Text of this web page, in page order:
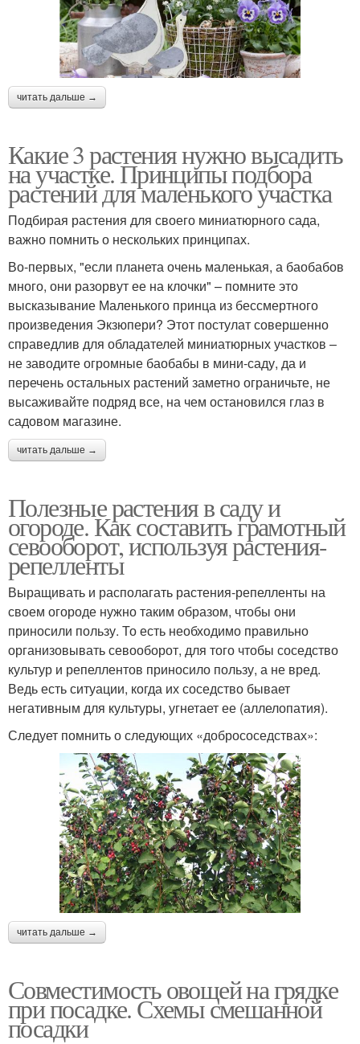
читать дальше →
Какие 3 растения нужно высадить
на участке. Принципы подбора
растений для маленького участка
Подбирая растения для своего миниатюрного сада,
важно помнить о нескольких принципах.
Во-первых, "если планета очень маленькая, а баобабов
много, они разорвут ее на клочки" – помните это
высказывание Маленького принца из бессмертного
произведения Экзюпери? Этот постулат совершенно
справедлив для обладателей миниатюрных участков –
не заводите огромные баобабы в мини-саду, да и
перечень остальных растений заметно ограничьте, не
высаживайте подряд все, на чем остановился глаз в
садовом магазине.
читать дальше →
Полезные растения в саду и
огороде. Как составить грамотный
севооборот, используя растения-
репелленты
Выращивать и располагать растения-репелленты на
своем огороде нужно таким образом, чтобы они
приносили пользу. То есть необходимо правильно
организовывать севооборот, для того чтобы соседство
культур и репеллентов приносило пользу, а не вред.
Ведь есть ситуации, когда их соседство бывает
негативным для культуры, угнетает ее (аллелопатия).
Следует помнить о следующих «добрососедствах»:
читать дальше →
Совместимость овощей на грядке
при посадке. Схемы смешанной
посадки